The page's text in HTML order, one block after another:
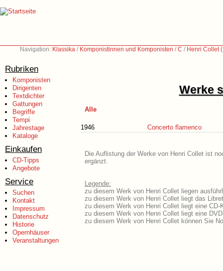
Navigation: Klassika / Komponistinnen und Komponisten /C / Henri Collet
Rubriken
Komponisten
Dirigenten
Textdichter
Gattungen
Begriffe
Tempi
Jahrestage
Kataloge
Einkaufen
CD-Tipps
Angebote
Service
Suchen
Kontakt
Impressum
Datenschutz
Historie
Opernhäuser
Veranstaltungen
Werke
Alle
1946 Concerto flamenco
Die Auflistung der Werke von Henri Collet ist
ergänzt.
Legende:
zu diesem Werk von Henri Collet liegen
zu diesem Werk von Henri Collet liegt das
zu diesem Werk von Henri Collet liegt eine CD-
zu diesem Werk von Henri Collet liegt eine
zu diesem Werk von Henri Collet können Sie